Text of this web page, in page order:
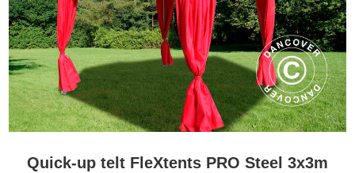
Quick-up telt FleXtents PRO Steel 3x3m